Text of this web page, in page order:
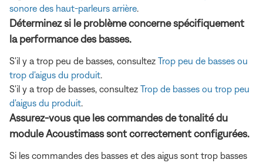
sonore des haut-parleurs arrière
Déterminez si le problème concerne spécifiquement
la performance des basses.
S'il y a trop peu de basses, consultez Trop peu de basses ou
trop d'aigus du produit
S'il y a trop de basses, consultez Trop de basses ou trop peu
d'aigus du produit
Assurez-vous que les commandes de tonalité du
module Acoustimass sont correctement configurées.
Si les commandes des basses et des aigus sont trop basses